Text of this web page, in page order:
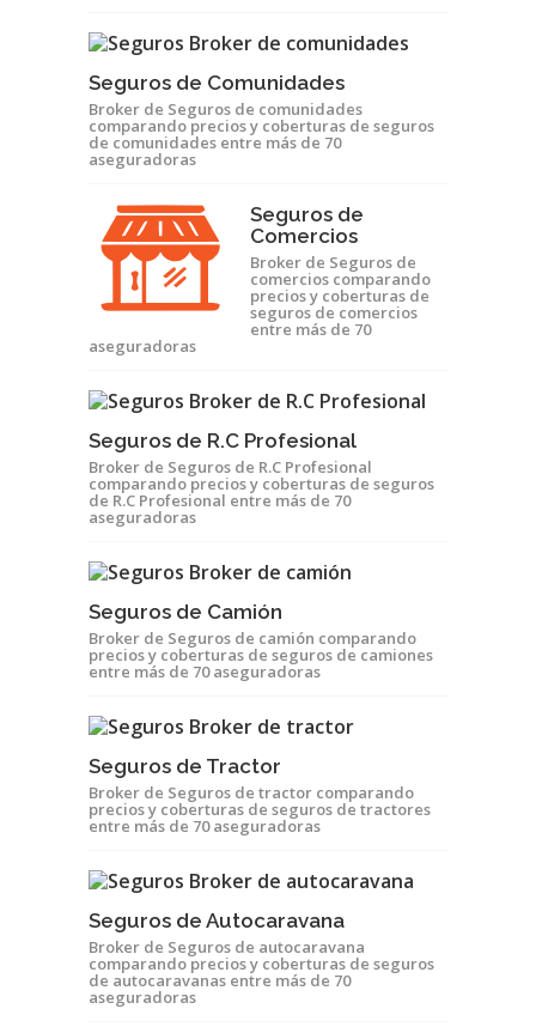
Seguros de Comunidades
Broker de Seguros de comunidades
comparando precios y coberturas de seguros
de comunidades entre más de 70
aseguradoras
Seguros de
Comercios
Broker de Seguros de
comercios comparando
precios y coberturas de
seguros de comercios
entre más de 70
aseguradoras
Seguros de R.C Profesional
Broker de Seguros de R.C Profesional
comparando precios y coberturas de seguros
de R.C Profesional entre más de 70
aseguradoras
Seguros de Camión
Broker de Seguros de camión comparando
precios y coberturas de seguros de camiones
entre más de 70 aseguradoras
Seguros de Tractor
Broker de Seguros de tractor comparando
precios y coberturas de seguros de tractores
entre más de 70 aseguradoras
Seguros de Autocaravana
Broker de Seguros de autocaravana
comparando precios y coberturas de seguros
de autocaravanas entre más de 70
aseguradoras